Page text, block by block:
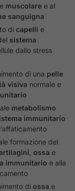
muscolare e al
sanguigna
di capelli e
sistema
dallo stress
di una pelle
visiva normale e
metabolismo
immunitario
formazione del
ossa e
immunitario e alla
di ossa e